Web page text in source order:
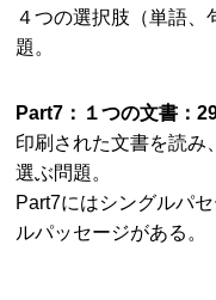
４つの選択肢（単語、
題。
Part7：１つの文書：
印刷された文書を読み
選ぶ問題。
Part7にはシングルパ
ルパッセージがある。